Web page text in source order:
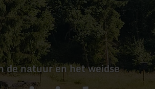
de natuur en het weidse